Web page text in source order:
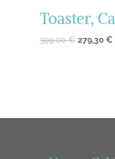
Toaster,
399,00€ 279,30 €